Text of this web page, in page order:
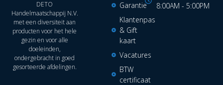
DETO
Handelmaatschappij N.V.
met een diversiteit aan
producten voor het hele
gezin en voor alle
doeleinden,
ondergebracht in goed
gesorteerde afdelingen.
Garantie
Klantenpas
& Gift
kaart
Vacatures
BTW
certificaat
8:00AM - 5:00PM